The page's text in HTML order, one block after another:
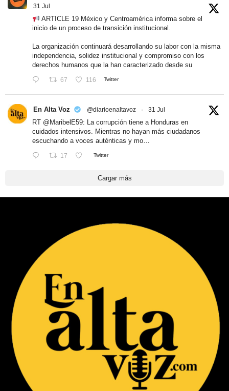
31 Jul
ARTICLE 19 México y Centroamérica informa sobre el
inicio de un proceso de transición institucional.
La organización continuará desarrollando su labor con la misma
independencia, solidez institucional y compromiso con los
derechos humanos que la han caracterizado desde su
67 116 Twitter
En Alta Voz @diarioenaltavoz · 31 Jul
RT @MaribelE59: La corrupción tiene a Honduras en
cuidados intensivos. Mientras no hayan más ciudadanos
escuchando a voces auténticas y mo…
17 Twitter
Cargar más